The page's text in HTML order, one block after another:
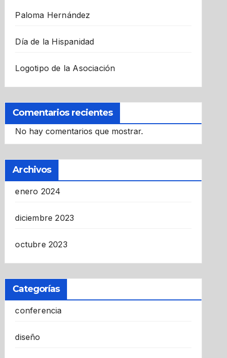
Paloma Hernández
Día de la Hispanidad
Logotipo de la Asociación
Comentarios recientes
No hay comentarios que mostrar.
Archivos
enero 2024
diciembre 2023
octubre 2023
Categorías
conferencia
diseño